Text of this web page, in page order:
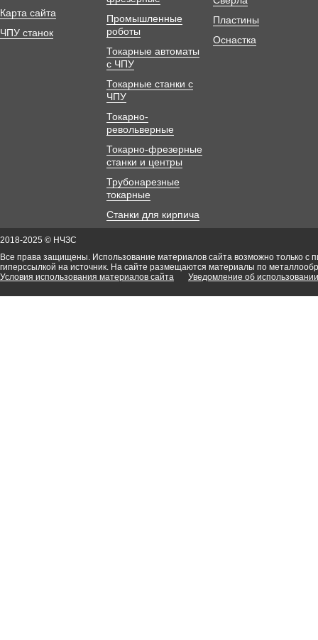
Карта сайта
ЧПУ станок
Промышленные
роботы
Токарные автоматы
с ЧПУ
Токарные станки с
ЧПУ
Токарно-
револьверные
Токарно-фрезерные
станки и центры
Трубонарезные
токарные
Станки для кирпича
Пластины
Оснастка
2018-2025 © НЧЗС
Все права защищены. Использование материалов сайта возможно только с
гиперссылкой на источник. На сайте размещаются материалы по
Условия использования материалов сайта
Уведомление об